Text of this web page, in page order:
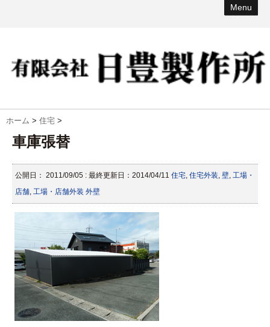
Menu
ホーム > 住宅 >
車庫張替
公開日： 2011/09/05 : 最終更新日：2014/04/11 住宅, 住宅外装, 壁, 工場・
店舗, 工場・店舗外装 外壁